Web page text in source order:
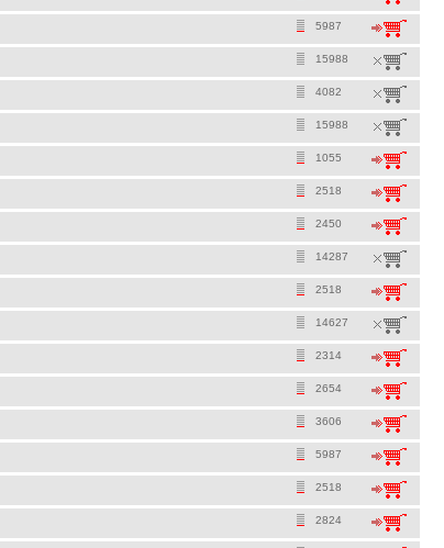
5987
15988
4082
15988
1055
2518
2450
14287
2518
14627
2314
2654
3606
5987
2518
2824